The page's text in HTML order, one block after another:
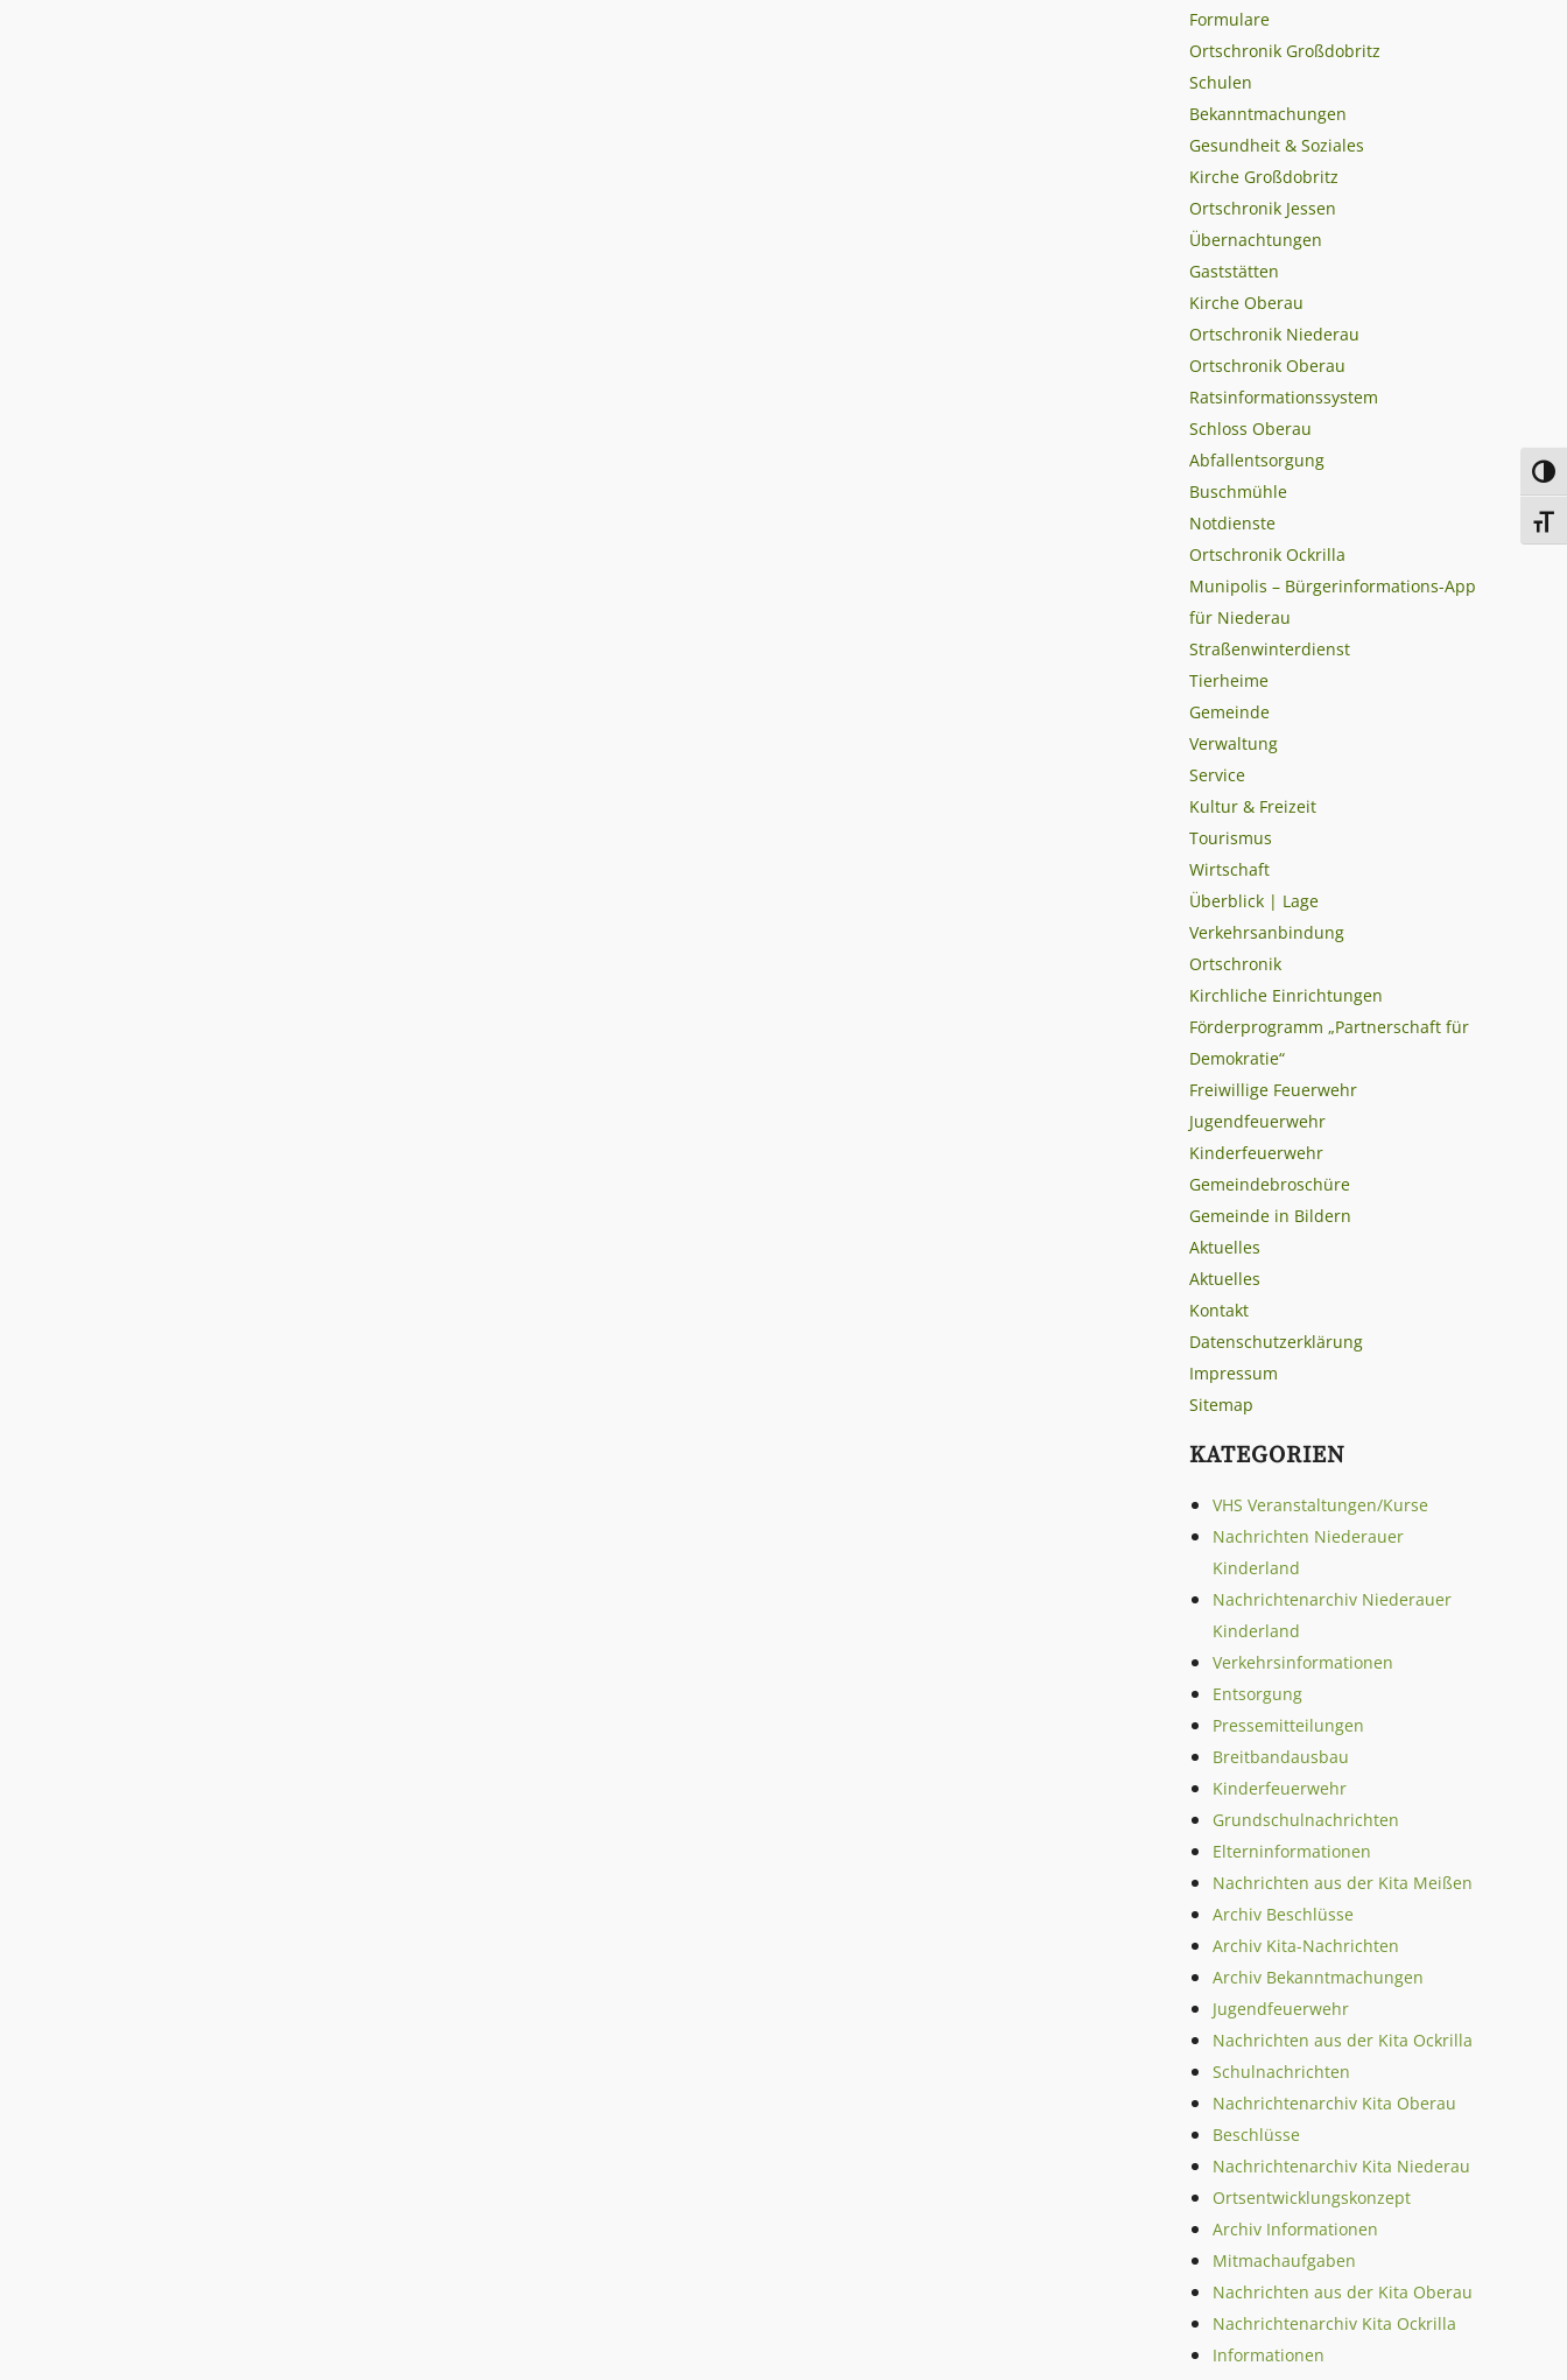
Formulare
Ortschronik Großdobritz
Schulen
Bekanntmachungen
Gesundheit & Soziales
Kirche Großdobritz
Ortschronik Jessen
Übernachtungen
Gaststätten
Kirche Oberau
Ortschronik Niederau
Ortschronik Oberau
Ratsinformationssystem
Schloss Oberau
Abfallentsorgung
Buschmühle
Notdienste
Ortschronik Ockrilla
Munipolis – Bürgerinformations-App
für Niederau
Straßenwinterdienst
Tierheime
Gemeinde
Verwaltung
Service
Kultur & Freizeit
Tourismus
Wirtschaft
Überblick | Lage
Verkehrsanbindung
Ortschronik
Kirchliche Einrichtungen
Förderprogramm „Partnerschaft für
Demokratie“
Freiwillige Feuerwehr
Jugendfeuerwehr
Kinderfeuerwehr
Gemeindebroschüre
Gemeinde in Bildern
Aktuelles
Aktuelles
Kontakt
Datenschutzerklärung
Impressum
Sitemap
KATEGORIEN
VHS Veranstaltungen/Kurse
Nachrichten Niederauer
Kinderland
Nachrichtenarchiv Niederauer
Kinderland
Verkehrsinformationen
Entsorgung
Pressemitteilungen
Breitbandausbau
Kinderfeuerwehr
Grundschulnachrichten
Elterninformationen
Nachrichten aus der Kita Meißen
Archiv Beschlüsse
Archiv Kita-Nachrichten
Archiv Bekanntmachungen
Jugendfeuerwehr
Nachrichten aus der Kita Ockrilla
Schulnachrichten
Nachrichtenarchiv Kita Oberau
Beschlüsse
Nachrichtenarchiv Kita Niederau
Ortsentwicklungskonzept
Archiv Informationen
Mitmachaufgaben
Nachrichten aus der Kita Oberau
Nachrichtenarchiv Kita Ockrilla
Informationen